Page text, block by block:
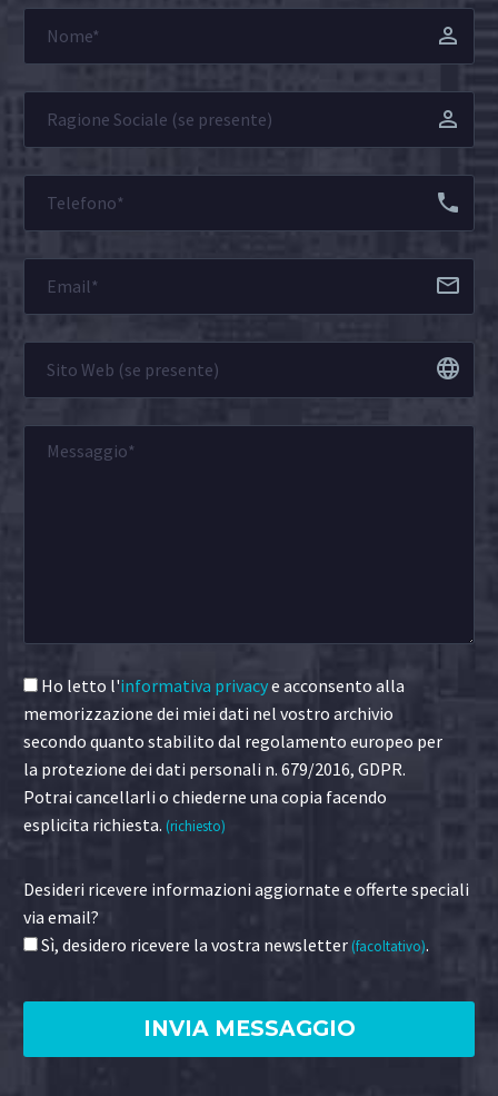
Ho letto l'informativa privacye acconsento alla
memorizzazione dei miei dati nel vostro archivio
secondo quanto stabilito dal regolamento europeo per
la protezione dei dati personali n. 679/2016, GDPR.
Potrai cancellarli o chiederne una copia facendo
esplicita richiesta. (richiesto)
Desideri ricevere informazioni aggiornate e offerte speciali
via email?
Sì, desidero ricevere la vostra newsletter(facoltativo).